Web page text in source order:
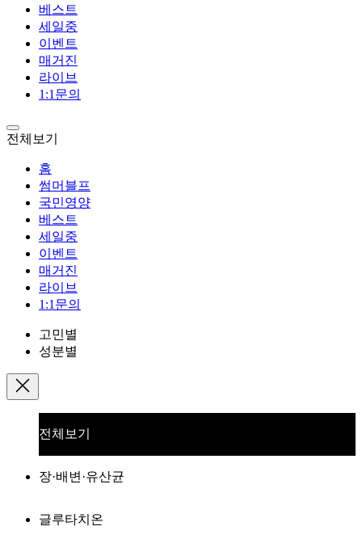
베스트
세일중
이벤트
매거진
라이브
1:1문의
전체보기
홈
썸머블프
국민영양
베스트
세일중
이벤트
매거진
라이브
1:1문의
고민별
성분별
전체보기
장·배변·유산균
글루타치온